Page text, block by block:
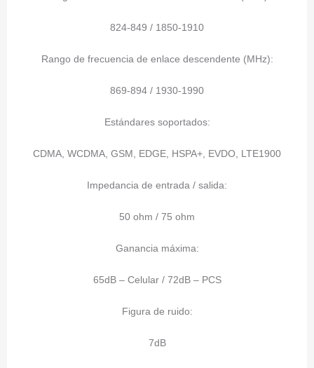
824-849 / 1850-1910
Rango de frecuencia de enlace descendente (MHz):
869-894 / 1930-1990
Estándares soportados:
CDMA, WCDMA, GSM, EDGE, HSPA+, EVDO, LTE1900
Impedancia de entrada / salida:
50 ohm / 75 ohm
Ganancia máxima:
65dB – Celular / 72dB – PCS
Figura de ruido:
7dB